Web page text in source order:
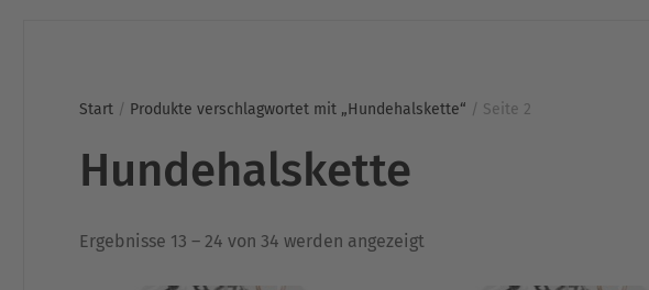
Start / Produkte verschlagwortet mit „Hundehalskette“ / Seite 2
Hundehalskette
Ergebnisse 13 – 24 von 34 werden angezeigt